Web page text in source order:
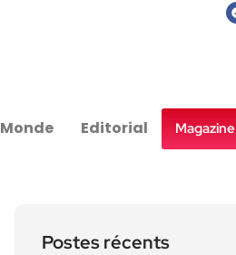
Monde Editorial Magazine
Postes récents